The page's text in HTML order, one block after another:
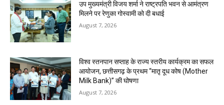
उप मुख्यमंत्री विजय शर्मा ने राष्ट्रपति भवन से आमंत्रण
मिलने पर रेणुका गोस्वामी को दी बधाई
August 7, 2026
विश्व स्तनपान सप्ताह के राज्य स्तरीय कार्यक्रम का सफल
आयोजन, छत्तीसगढ़ के प्रथम “मातृ दूध कोष (Mother
Milk Bank)” की घोषणा
August 7, 2026